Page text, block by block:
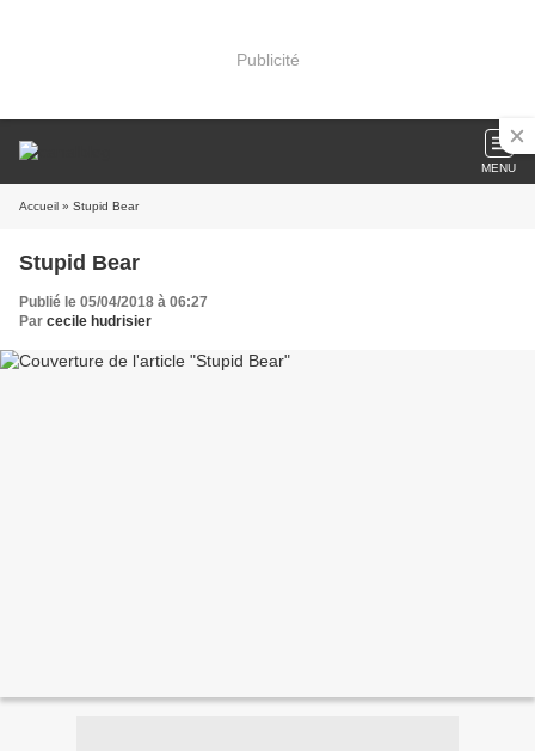
Publicité
MENU
Accueil » Stupid Bear
Stupid Bear
Publié le 05/04/2018 à 06:27
Par cecile hudrisier